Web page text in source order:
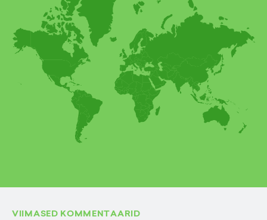
VIIMASED KOMMENTAARID